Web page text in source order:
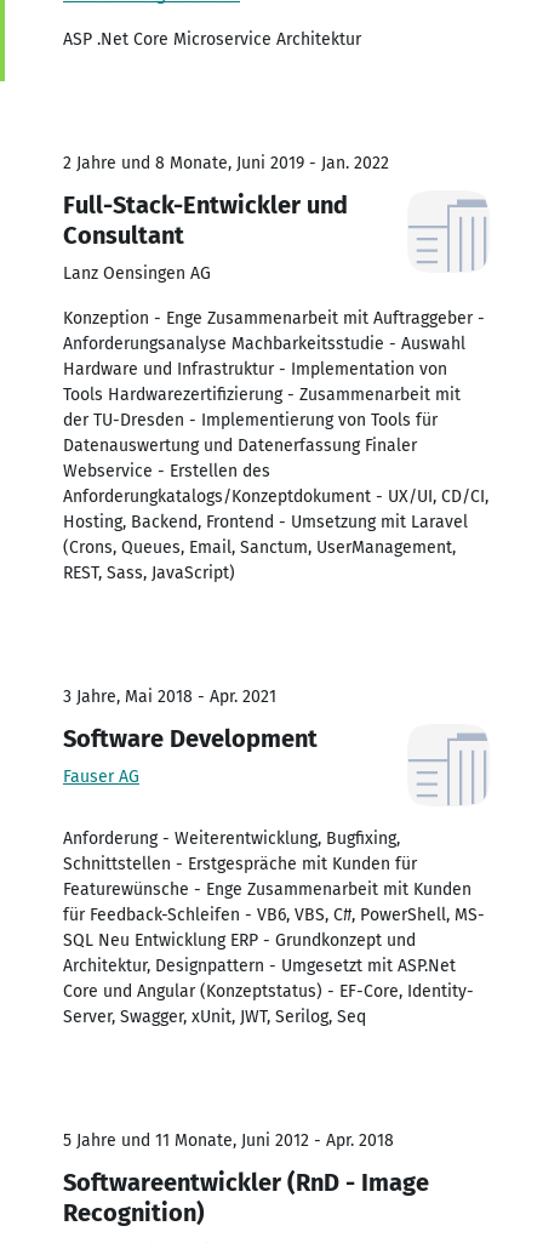
ASP .Net Core Microservice Architektur
2 Jahre und 8 Monate, Juni 2019 - Jan. 2022
Full-Stack-Entwickler und
Consultant
Lanz Oensingen AG
Konzeption - Enge Zusammenarbeit mit Auftraggeber -
Anforderungsanalyse Machbarkeitsstudie - Auswahl
Hardware und Infrastruktur - Implementation von
Tools Hardwarezertifizierung - Zusammenarbeit mit
der TU-Dresden - Implementierung von Tools für
Datenauswertung und Datenerfassung Finaler
Webservice - Erstellen des
Anforderungkatalogs/Konzeptdokument - UX/UI, CD/CI,
Hosting, Backend, Frontend - Umsetzung mit Laravel
(Crons, Queues, Email, Sanctum, UserManagement,
REST, Sass, JavaScript)
3 Jahre, Mai 2018 - Apr. 2021
Software Development
Fauser AG
Anforderung - Weiterentwicklung, Bugfixing,
Schnittstellen - Erstgespräche mit Kunden für
Featurewünsche - Enge Zusammenarbeit mit Kunden
für Feedback-Schleifen - VB6, VBS, C#, PowerShell, MS-
SQL Neu Entwicklung ERP - Grundkonzept und
Architektur, Designpattern - Umgesetzt mit ASP.Net
Core und Angular (Konzeptstatus) - EF-Core, Identity-
Server, Swagger, xUnit, JWT, Serilog, Seq
5 Jahre und 11 Monate, Juni 2012 - Apr. 2018
Softwareentwickler (RnD - Image
Recognition)